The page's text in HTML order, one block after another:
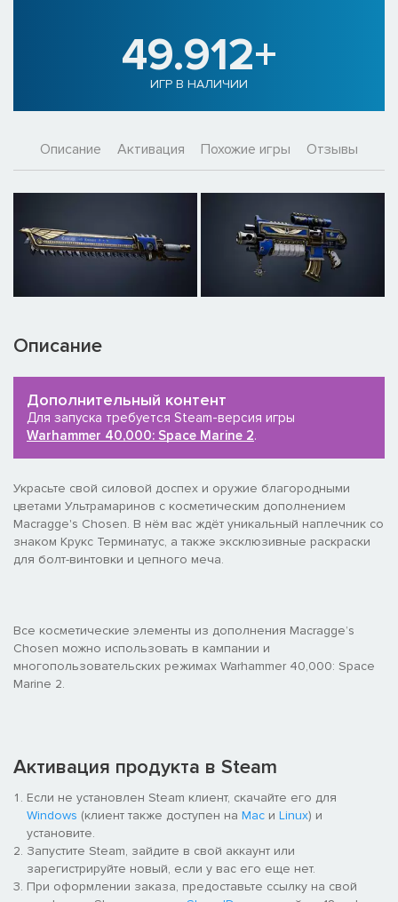
49.912+
ИГР В НАЛИЧИИ
Описание Активация Похожие игры Отзывы
Описание
Дополнительный контент
Для запуска требуется Steam-версия игры
Warhammer 40,000: Space Marine 2.
Украсьте свой силовой доспех и оружие благородными
цветами Ультрамаринов с косметическим дополнением
Macragge's Chosen. В нём вас ждёт уникальный наплечник со
знаком Крукс Терминатус, а также эксклюзивные раскраски
для болт-винтовки и цепного меча.
Все косметические элементы из дополнения Macragge’s
Chosen можно использовать в кампании и
многопользовательских режимах Warhammer 40,000: Space
Marine 2.
Активация продукта в Steam
Если не установлен Steam клиент, скачайте его для
Windows (клиент также доступен на Mac и Linux) и
установите.
Запустите Steam, зайдите в свой аккаунт или
зарегистрируйте новый, если у вас его еще нет.
При оформлении заказа, предоставьте ссылку на свой